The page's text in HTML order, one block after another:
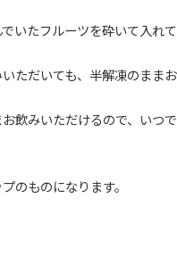
いたフルーツを砕いて入れ
ただいても、半解凍のまま
飲みいただけるので、いつ
のものになります。